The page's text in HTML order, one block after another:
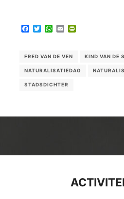
Facebook
TwitterWhatsApp
Email
FRED VAN DE VEN KIND VAN DE
NATURALISATIEDAG
STADSDICHTER